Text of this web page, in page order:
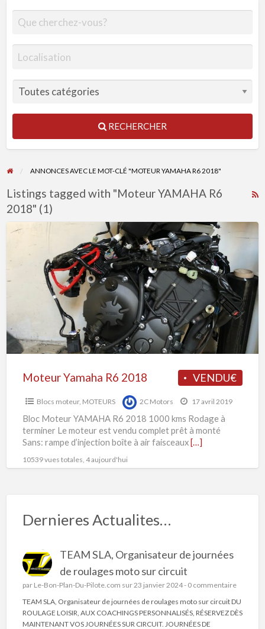
RECHERCHER
ANNONCES AVEC LE MOT-CLÉ "MOTEUR YAMAHA R6 2018"
Listings tagged with "Moteur YAMAHA R6
2018" (1)
Moteur
Yamaha
R6
VENDU€
Moteur Yamaha R6 2018
Blocs moteur, MOTEURS 2C Motors 17 avril 2019
Bloc Moteur YAMAHA R6 2018 1000 kms Rodage à
terminer Le moteur est vendu complet prêt à monté
Sans: rampe d’injection boîte à air faisceaux[…]
10539 vues totales, 4 aujourd'hui
Dernieres Actualites…
TEAM SLA, Organisateur de journées
de roulages moto sur circuit
par Le-Bon-Plan-Du-Pilote.com sur 23 janvier 2024 - 0 commentaire
TEAM SLA, Organisateur de journées de roulages moto sur circuit DU
ROULAGE LOISIR, AUX COACHINGS PERSONNALISÉS, RÉSERVEZ DÈS
MAINTENANT VOS JOURNÉES SUR CIRCUIT. JOURNÉES DE